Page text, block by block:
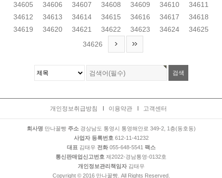
34605
34606 34607 34608 34609 34610
34611
34612
34613 34614 34615 34616 34617
34618
34619
34620 34621 34622 34623 34624
34625
34626
개인정보취급방침 이용약관 고객센터
회사명 만나꿀빵 주소경상남도 통영시 통영해안로 349-2, 1층(동호동)
사업자 등록번호 612-11-41232
대표 김태우 전화 055-648-5541 팩스
통신판매업신고번호 제2022-경남통영-0132호
개인정보관리책임자김태우
Copyright © 2016 만나꿀빵. All Rights Reserved.